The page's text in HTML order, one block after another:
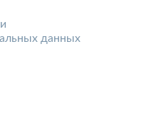
данных